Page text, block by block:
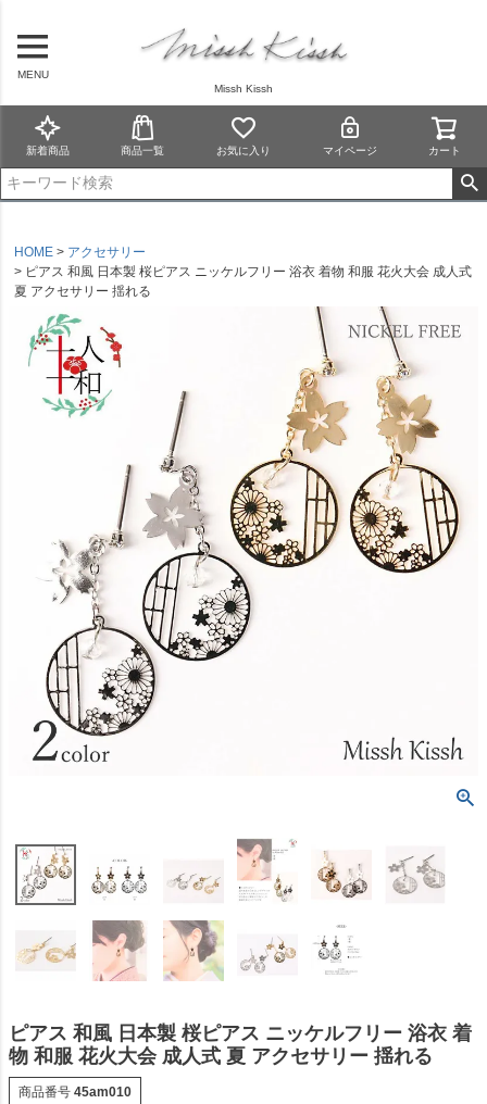
MENU
Missh Kissh
新着商品 商品一覧 お気に入り マイページ カート
HOME
アクセサリー
ピアス 和風 日本製 桜ピアス ニッケルフリー 浴衣 着物 和服 花火大会 成人式
夏 アクセサリー 揺れる
ピアス 和風 日本製 桜ピアス ニッケルフリー 浴衣 着
物 和服 花火大会 成人式 夏 アクセサリー 揺れる
商品番号 45am010